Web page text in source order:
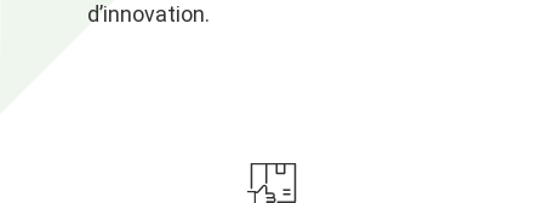
d’innovation.